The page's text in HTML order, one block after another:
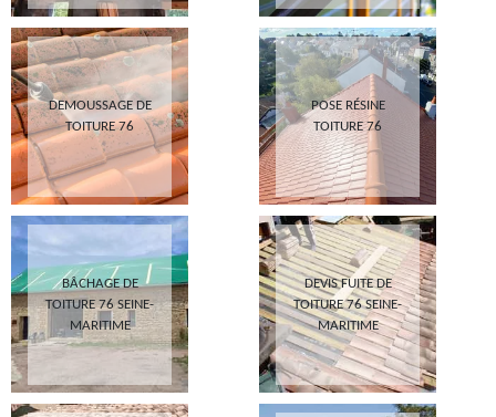
DEMOUSSAGE DE
TOITURE 76
POSE RÉSINE
TOITURE 76
BÂCHAGE DE
TOITURE 76 SEINE-
MARITIME
DEVIS FUITE DE
TOITURE 76 SEINE-
MARITIME